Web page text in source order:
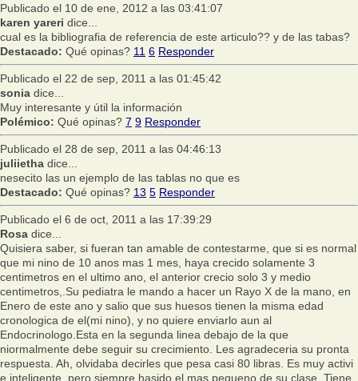
Publicado el 10 de ene, 2012 a las 03:41:07
karen yareri dice...
cual es la bibliografia de referencia de este articulo?? y de las tabas?
Destacado: Qué opinas? 11 6 Responder
Publicado el 22 de sep, 2011 a las 01:45:42
sonia dice...
Muy interesante y útil la información
Polémico: Qué opinas? 7 9 Responder
Publicado el 28 de sep, 2011 a las 04:46:13
juliietha dice...
nesecito las un ejemplo de las tablas no que es
Destacado: Qué opinas? 13 5 Responder
Publicado el 6 de oct, 2011 a las 17:39:29
Rosa dice...
Quisiera saber, si fueran tan amable de contestarme, que si es normal
que mi nino de 10 anos mas 1 mes, haya crecido solamente 3
centimetros en el ultimo ano, el anterior crecio solo 3 y medio
centimetros,.Su pediatra le mando a hacer un Rayo X de la mano, en
Enero de este ano y salio que sus huesos tienen la misma edad
cronologica de el(mi nino), y no quiere enviarlo aun al
Endocrinologo.Esta en la segunda linea debajo de la que
niormalmente debe seguir su crecimiento. Les agradeceria su pronta
respuesta. Ah, olvidaba decirles que pesa casi 80 libras. Es muy activi
e inteligente, pero siempre hasido el mas pequeno de su clase. Tiene